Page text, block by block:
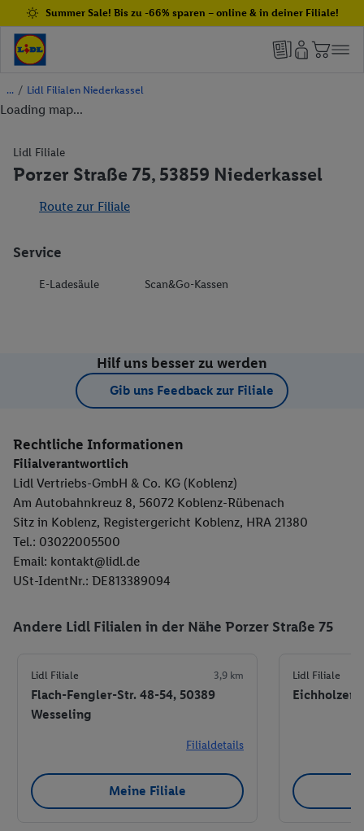
Summer Sale! Bis zu -66% sparen – online & in deiner Filiale!
/ Lidl Filialen Niederkassel
Loading map...
Lidl Filiale
Porzer Straße 75, 53859 Niederkassel
Route zur Filiale
Service
E-Ladesäule Scan&Go-Kassen
Hilf uns besser zu werden
Gib uns Feedback zur Filiale
Rechtliche Informationen
Filialverantwortlich
Lidl Vertriebs-GmbH & Co. KG (Koblenz)
Am Autobahnkreuz 8, 56072 Koblenz-Rübenach
Sitz in Koblenz, Registergericht Koblenz, HRA 21380
Tel.: 03022005500
Email: kontakt@lidl.de
USt-IdentNr.: DE813389094
Andere Lidl Filialen in der Nähe Porzer Straße 75
Lidl Filiale 3,9 km
Flach-Fengler-Str. 48-54, 50389
Wesseling
Filialdetails
Meine Filiale
Lidl Filiale
Eichholzer